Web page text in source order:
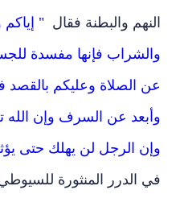
النهم والبطنة فقال "
والشراب فإنها مفسدة
عن الصلاة وعليكم بالقصد
وأبعد عن السرف وإن الله
وإن الرجل لن يهلك حتى
في الدرر المنثورة